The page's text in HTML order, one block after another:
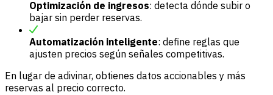
Optimización de ingresos: detecta dónde subir o
bajar sin perder reservas.
Automatización inteligente: define reglas que
ajusten precios según señales competitivas.
En lugar de adivinar, obtienes datos accionables y más
reservas al precio correcto.